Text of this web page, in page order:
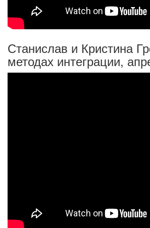
Станислав и Кристина
методах интеграции,